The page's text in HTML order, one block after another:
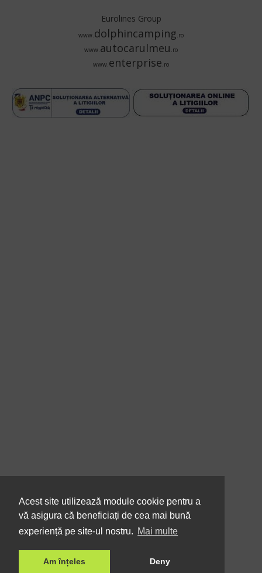
Acest site utilizează module cookie pentru a
vă asigura că beneficiați de cea mai bună
experiență pe site-ul nostru. Mai multe
Am înțeles Deny
Eurolines Group
www.dolphincamping.ro
www.autocarulmeu .ro
www.enterprise.ro